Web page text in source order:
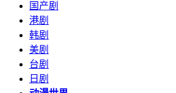
国产剧
港剧
韩剧
美剧
台剧
日剧